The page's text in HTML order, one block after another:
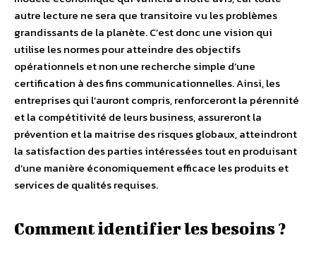
autre lecture ne sera que transitoire vu les problèmes
grandissants de la planète. C’est donc une vision qui
utilise les normes pour atteindre des objectifs
opérationnels et non une recherche simple d’une
certification à des fins communicationnelles. Ainsi, les
entreprises qui l’auront compris, renforceront la pérennité
et la compétitivité de leurs business, assureront la
prévention et la maitrise des risques globaux, atteindront
la satisfaction des parties intéressées tout en produisant
d’une manière économiquement efficace les produits et
services de qualités requises.
Comment identifier les besoins ?